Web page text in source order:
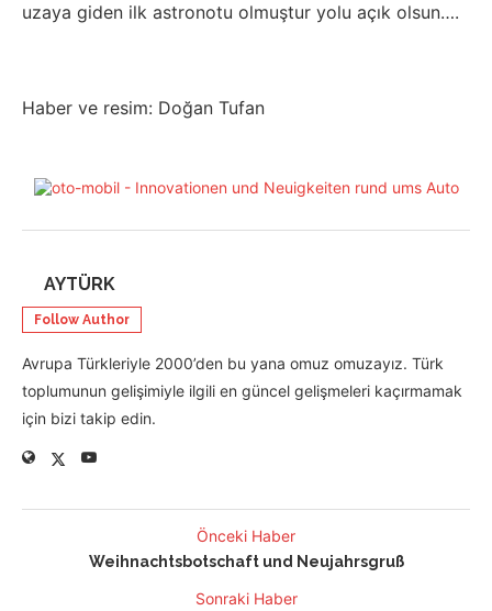
uzaya giden ilk astronotu olmuştur yolu açık olsun….
Haber ve resim: Doğan Tufan
AYTÜRK
Follow Author
Avrupa Türkleriyle 2000’den bu yana omuz omuzayız. Türk
toplumunun gelişimiyle ilgili en güncel gelişmeleri kaçırmamak
için bizi takip edin.
Önceki Haber
Weihnachtsbotschaft und Neujahrsgruß
Sonraki Haber